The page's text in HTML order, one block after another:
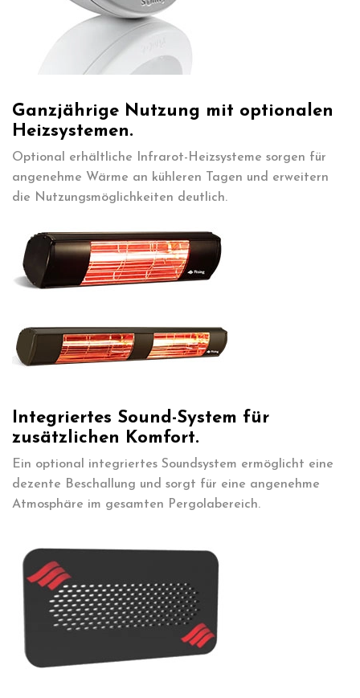
Ganzjährige Nutzung mit optionalen
Heizsystemen.
Optional erhältliche Infrarot-Heizsysteme sorgen für
angenehme Wärme an kühleren Tagen und erweitern
die Nutzungsmöglichkeiten deutlich.
Integriertes Sound-System für
zusätzlichen Komfort.
Ein optional integriertes Soundsystem ermöglicht eine
dezente Beschallung und sorgt für eine angenehme
Atmosphäre im gesamten Pergolabereich.